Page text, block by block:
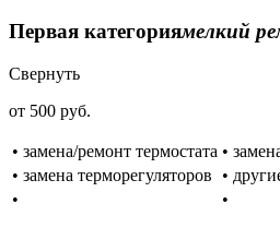
Первая категориямелкий
Свернуть
от 500 руб.
• замена/ремонт термостата •
• замена терморегуляторов
•
•
•